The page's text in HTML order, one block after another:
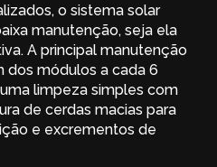
o sistema solar
manutenção, seja ela
A principal manutenção
dos módulos a cada 6
limpeza simples com
de cerdas macias para
e excrementos de